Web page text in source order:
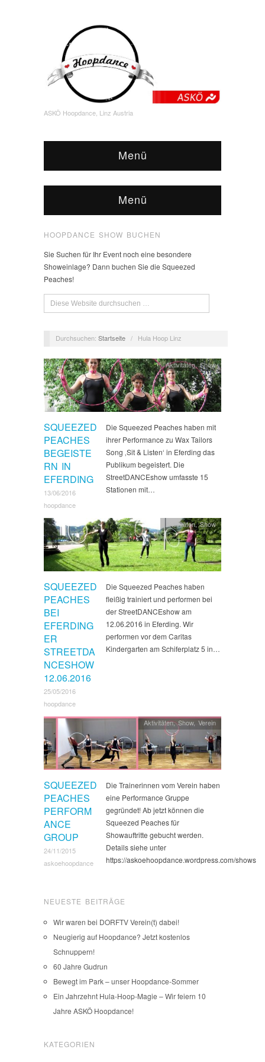
ASKÖ Hoopdance, Linz Austria
Menü
Menü
HOOPDANCE SHOW BUCHEN
Sie Suchen für Ihr Event noch eine besondere
Showeinlage? Dann buchen Sie die Squeezed
Peaches!
Durchsuchen: Startseite / Hula Hoop Linz
SQUEEZED
PEACHES
BEGEISTE
RN IN
EFERDING
13/06/2016
hoopdance
Aktivitäten,Show
Die Squeezed Peaches haben mit
ihrer Performance zu Wax Tailors
Song ‚Sit & Listen‘ in Eferding das
Publikum begeistert. Die
StreetDANCEshow umfasste 15
Stationen mit…
SQUEEZED
PEACHES
BEI
EFERDING
ER
STREETDA
NCESHOW
12.06.2016
25/05/2016
hoopdance
Aktivitäten,Show
Die Squeezed Peaches haben
fleißig trainiert und performen bei
der StreetDANCEshow am
12.06.2016 in Eferding. Wir
performen vor dem Caritas
Kindergarten am Schiferplatz 5 in…
SQUEEZED
PEACHES
PERFORM
ANCE
GROUP
24/11/2015
askoehoopdance
Aktivitäten,Show,Verein
Die Trainerinnen vom Verein haben
eine Performance Gruppe
gegründet! Ab jetzt können die
Squeezed Peaches für
Showauftritte gebucht werden.
Details siehe unter
https://askoehoopdance.wordpress.com/shows
NEUESTE BEITRÄGE
Wir waren bei DORFTV Verein(t) dabei!
Neugierig auf Hoopdance? Jetzt kostenlos
Schnuppern!
60 Jahre Gudrun
Bewegt im Park – unser Hoopdance-Sommer
Ein Jahrzehnt Hula-Hoop-Magie – Wir feiern 10
Jahre ASKÖ Hoopdance!
KATEGORIEN